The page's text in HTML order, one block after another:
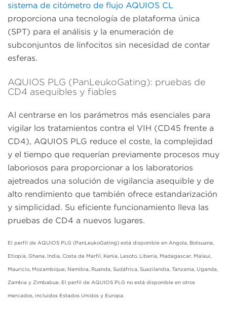
sistema de citómetro de flujo AQUIOS CL
proporciona una tecnología de plataforma única
(SPT) para el análisis y la enumeración de
subconjuntos de linfocitos sin necesidad de contar
esferas.
AQUIOS PLG (PanLeukoGating): pruebas de
CD4 asequibles y fiables
Al centrarse en los parámetros más esenciales para
vigilar los tratamientos contra el VIH (CD45 frente a
CD4), AQUIOS PLG reduce el coste, la complejidad
y el tiempo que requerían previamente procesos muy
laboriosos para proporcionar a los laboratorios
ajetreados una solución de vigilancia asequible y de
alto rendimiento que también ofrece estandarización
y simplicidad. Su eficiente funcionamiento lleva las
pruebas de CD4 a nuevos lugares.
El perfil de AQUIOS PLG (PanLeukoGating) está disponible en Angola, Botsuana,
Etiopía, Ghana, India, Costa de Marfil, Kenia, Lesoto, Liberia, Madagascar, Malaui,
Mauricio, Mozambique, Namibia, Ruanda, Sudáfrica, Suazilandia, Tanzania, Uganda,
Zambia y Zimbabue. El perfil de AQUIOS PLG no está disponible en otros
mercados, incluidos Estados Unidos y Europa.